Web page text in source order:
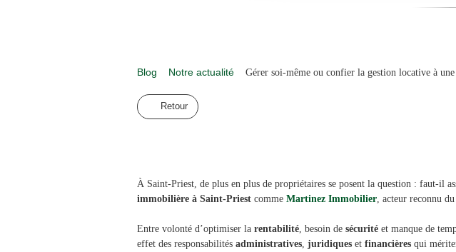
Blog Notre actualité Gérer soi-même ou confier la gestion locative à
Retour
À Saint-Priest, de plus en plus de propriétaires se posent la question : faut-il
immobilière à Saint-Priest comme Martinez Immobilier, acteur reconnu
Entre volonté d’optimiser la rentabilité, besoin de sécurité et manque de
effet des responsabilités administratives, juridiques et financières qui